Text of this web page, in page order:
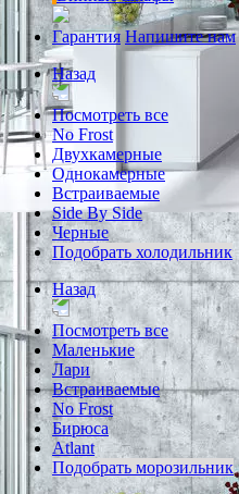
Гарантия Напишите нам
Назад
Посмотреть все
No Frost
Двухкамерные
Однокамерные
Встраиваемые
Side By Side
Черные
Подобрать холодильник
Назад
Посмотреть все
Маленькие
Лари
Встраиваемые
No Frost
Бирюса
Atlant
Подобрать морозильник